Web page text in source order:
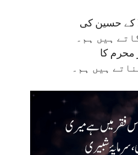
کے حسین کی
ہیں ہم۔
ہیں ہم۔